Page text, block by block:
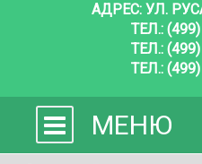
АДРЕС: УЛ.
ТЕЛ.:
ТЕЛ.:
ТЕЛ.:
МЕНЮ